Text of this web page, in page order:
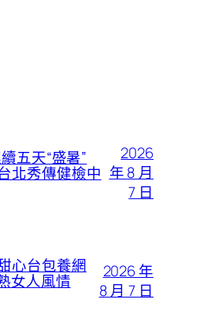
五天“盛暑”
北秀傳健檢中
2026
年 8 月
7 日
心台包養網
女人風情
2026 年
8 月 7 日